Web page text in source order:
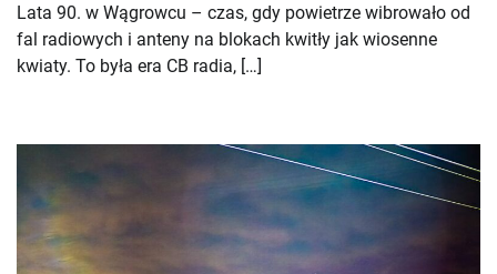
Lata 90. w Wągrowcu – czas, gdy powietrze wibrowało od
fal radiowych i anteny na blokach kwitły jak wiosenne
kwiaty. To była era CB radia, […]